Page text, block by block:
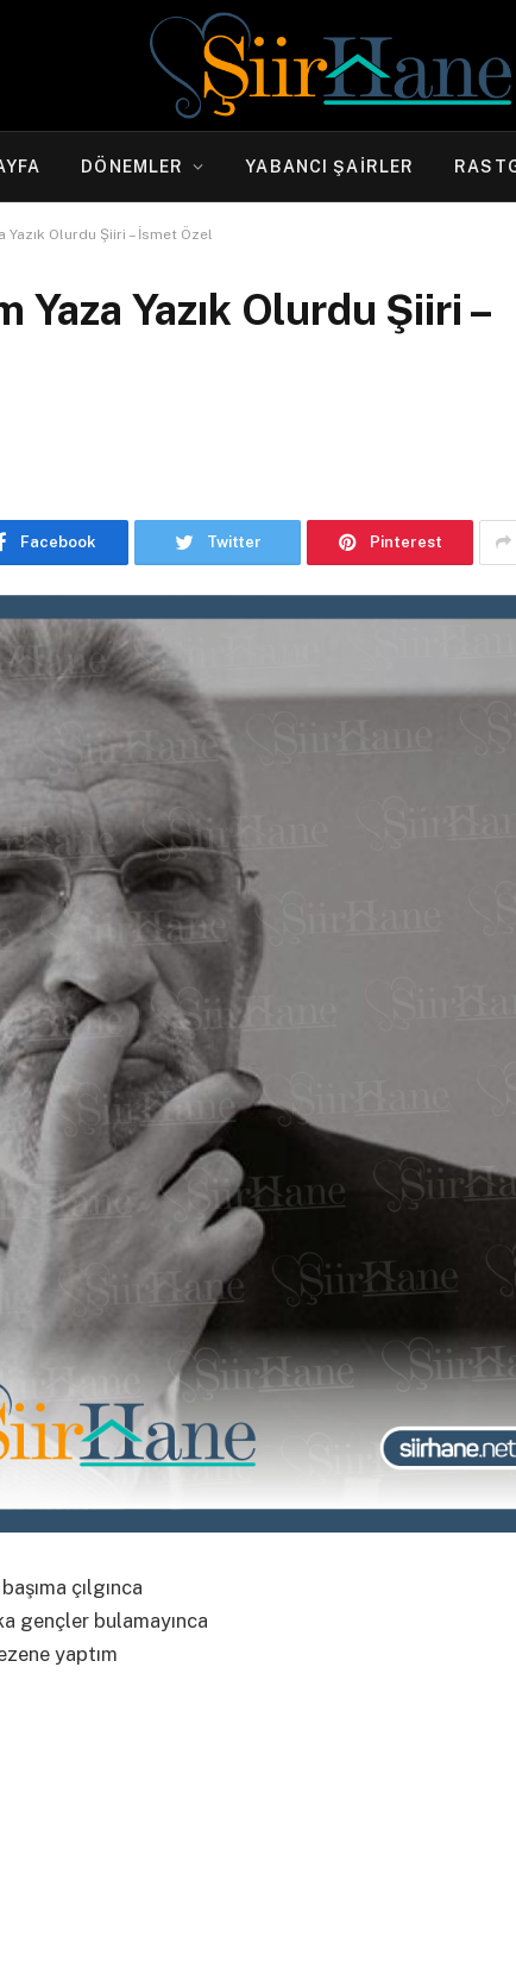
DÖNEMLER YABANCI ŞAIRLER
Yazık Olurdu Şiiri – İsmet Özel
Yaza Yazık Olurdu Şiiri –
Facebook Twitter Pinterest
çılgınca
gençler bulamayınca
yaptım